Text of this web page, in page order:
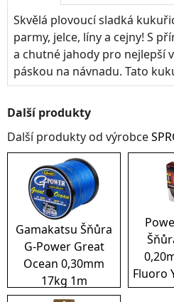
Skvělá plovoucí sladká
parmy, jelce, líny a cejny! S
a chutné jahody pro nejlepší
páskou na návnadu. Tato
Další produkty
Další produkty od výrobce
Gamakatsu Šňůra
G-Power Great
Ocean 0,30mm
17kg 1m
Fluoro